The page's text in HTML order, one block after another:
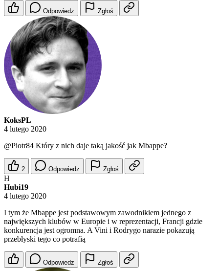
Odpowiedz Zgłoś
KoksPL
4 lutego 2020
@Piotr84 Który z nich daje taką jakość jak Mbappe?
2 Odpowiedz Zgłoś
H
Hubi19
4 lutego 2020
I tym że Mbappe jest podstawowym zawodnikiem jednego z
największych klubów w Europie i w reprezentacji, Francji gdzie
konkurencja jest ogromna. A Vini i Rodrygo narazie pokazują
przebłyski tego co potrafią
Odpowiedz Zgłoś